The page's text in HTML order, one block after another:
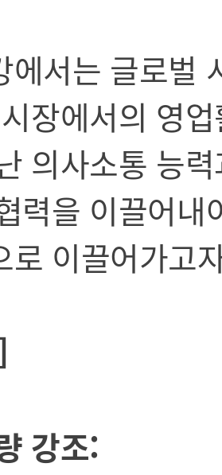
에서는 글로벌
장에서의 영
의사소통 능
력을 이끌어
로 이끌어가고
강조: